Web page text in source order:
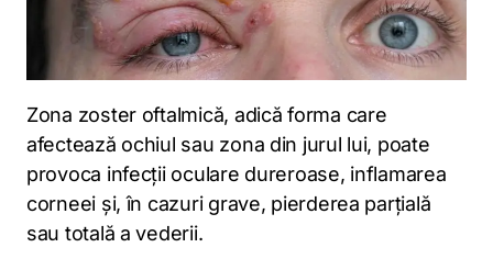
Zona zoster oftalmică, adică forma care
afectează ochiul sau zona din jurul lui, poate
provoca infecții oculare dureroase, inflamarea
corneei și, în cazuri grave, pierderea parțială
sau totală a vederii.